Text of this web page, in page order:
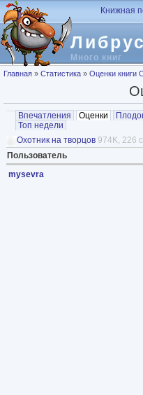
Перейти к основному содержанию
Много книг
Книжная
Вы здесь
Главная » Статистика » Оценки книги
Главные вкладки
Впечатления Оценки
Топ недели
Охотник на творцов 974K, 226
Пользователь
mysevra